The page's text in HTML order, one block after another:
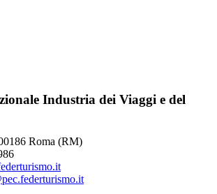
Industria dei Viaggi e del
Roma (RM)